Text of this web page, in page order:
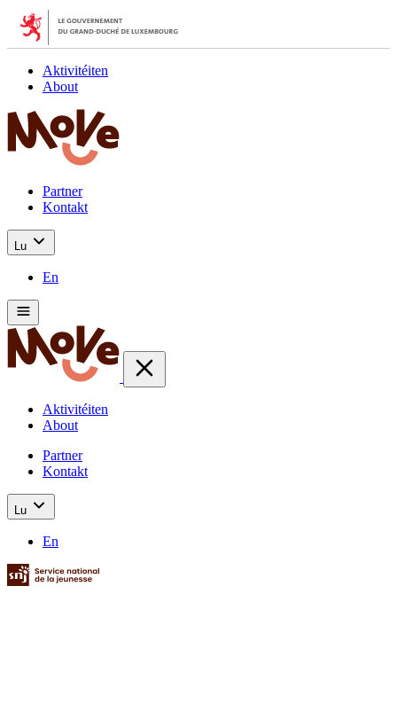
Aktivitéiten
About
Partner
Kontakt
Lu
En
Aktivitéiten
About
Partner
Kontakt
Lu
En